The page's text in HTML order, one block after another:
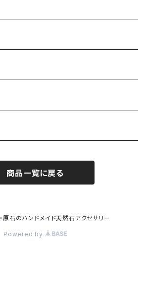
商品一覧に戻る
石のハンドメイド天然石アクセサリー
Powered by